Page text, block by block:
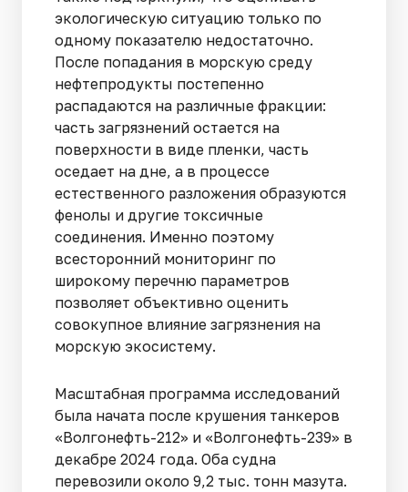
экологическую ситуацию только по
одному показателю недостаточно.
После попадания в морскую среду
нефтепродукты постепенно
распадаются на различные фракции:
часть загрязнений остается на
поверхности в виде пленки, часть
оседает на дне, а в процессе
естественного разложения образуются
фенолы и другие токсичные
соединения. Именно поэтому
всесторонний мониторинг по
широкому перечню параметров
позволяет объективно оценить
совокупное влияние загрязнения на
морскую экосистему.
Масштабная программа исследований
была начата после крушения танкеров
«Волгонефть-212» и «Волгонефть-239» в
декабре 2024 года. Оба судна
перевозили около 9,2 тыс. тонн мазута.